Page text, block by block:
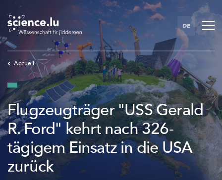
main
content
DE
Accueil
Flugzeugträger "USS Gerald
R. Ford" kehrt nach 326-
tägigem Einsatz in die USA
zurück